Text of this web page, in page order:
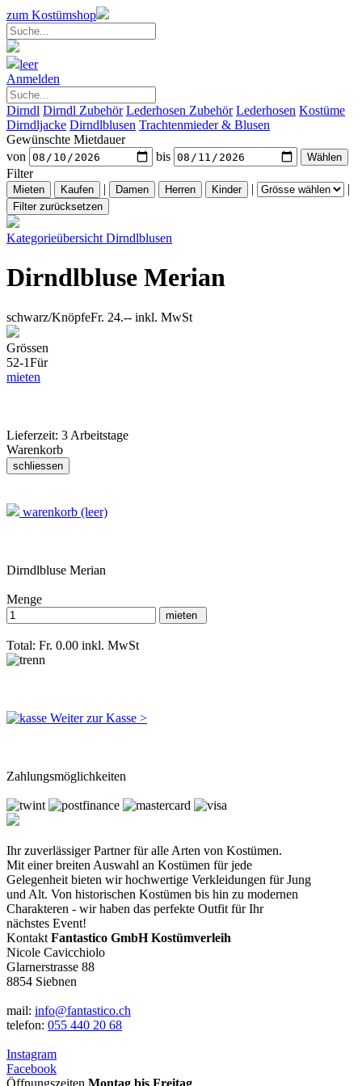
zum Kostümshop
leer
Anmelden
Dirndl Dirndl Zubehör Lederhosen Zubehör Lederhosen Kostüme
Dirndljacke Dirndlblusen Trachtenmieder & Blusen
Gewünschte Mietdauer
von
bis
Filter
|
| |
Kategorieübersicht Dirndlblusen
Dirndlbluse Merian
schwarz/KnöpfeFr. 24.-- inkl. MwSt
Grössen
52-1Für
mieten
Lieferzeit: 3 Arbeitstage
Warenkorb
warenkorb (leer)
Dirndlbluse Merian
Menge
Total: Fr. 0.00 inkl. MwSt
Weiter zur Kasse >
Zahlungsmöglichkeiten
Ihr zuverlässiger Partner für alle Arten von Kostümen.
Mit einer breiten Auswahl an Kostümen für jede
Gelegenheit bieten wir hochwertige Verkleidungen für Jung
und Alt. Von historischen Kostümen bis hin zu modernen
Charakteren - wir haben das perfekte Outfit für Ihr
nächstes Event!
Kontakt Fantastico GmbH Kostümverleih
Nicole Cavicchiolo
Glarnerstrasse 88
8854 Siebnen
mail: info@fantastico.ch
telefon: 055 440 20 68
Instagram
Facebook
Öffnungszeiten Montag bis Freitag